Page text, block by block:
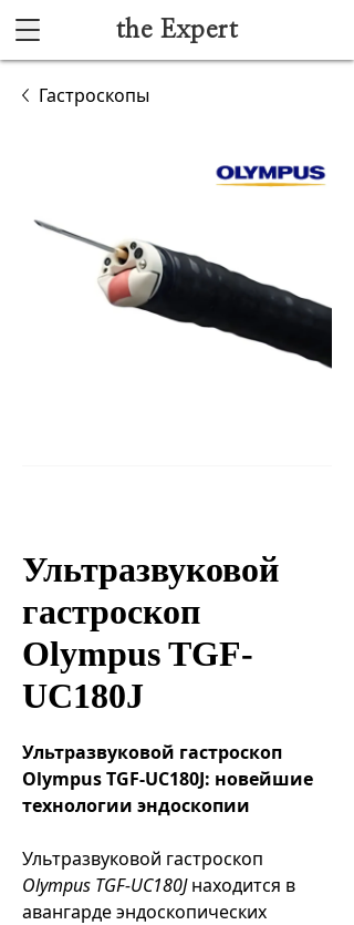
the Expert
Анестезиология и реанимация
Гибкая эндоскопия
Лучевая диагностика
Ультразвуковая диагностика
Гастроскопы
Ультразвуковой
гастроскоп
Olympus TGF-
UC180J
Ультразвуковой гастроскоп
Olympus TGF-UC180J: новейшие
технологии эндоскопии
Ультразвуковой гастроскоп
Olympus TGF-UC180Jнаходится в
авангарде эндоскопических